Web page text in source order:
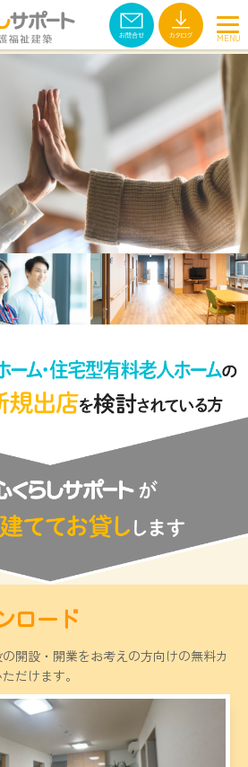
ロード
開設・開業をお考えの方向けの無料カ
だけます。